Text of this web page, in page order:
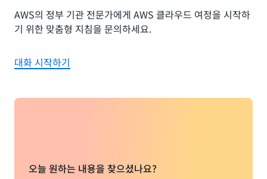
AWS의 정부 기관 전문가에게 AWS 클라우드 여정을 시작하
기 위한 맞춤형 지침을 문의하세요.
대화 시작하기
오늘 원하는 내용을 찾으셨나요?